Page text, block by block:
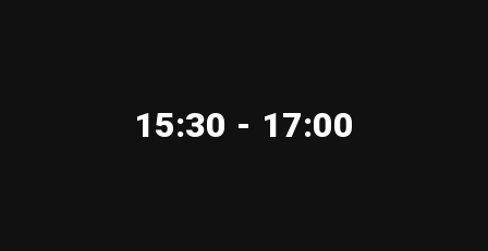
15:30 - 17:00